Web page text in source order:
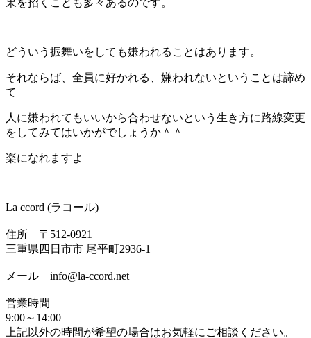
果を招くことも多々あるのです。
どういう振舞いをしても嫌われることはあります。
それならば、全員に好かれる、嫌われないということは諦め
て
人に嫌われてもいいから合わせないという生き方に路線変更
をしてみてはいかがでしょうか＾＾
楽になれますよ
La ccord (ラコール)
住所 〒512-0921
三重県四日市市 尾平町2936-1
メール info@la-ccord.net
営業時間
9:00～14:00
上記以外の時間が希望の場合はお気軽にご相談ください。